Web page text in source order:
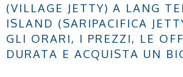
(VILLAGE JETTY) A LANG
ISLAND (SARIPACIFICA
GLI ORARI, I PREZZI, LE
DURATA E ACQUISTA UN